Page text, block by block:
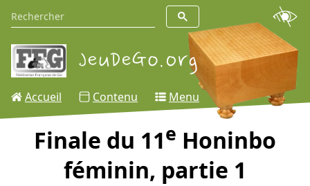
Accueil Contenu Menu
Finale du 11e Honinbo
féminin, partie 1